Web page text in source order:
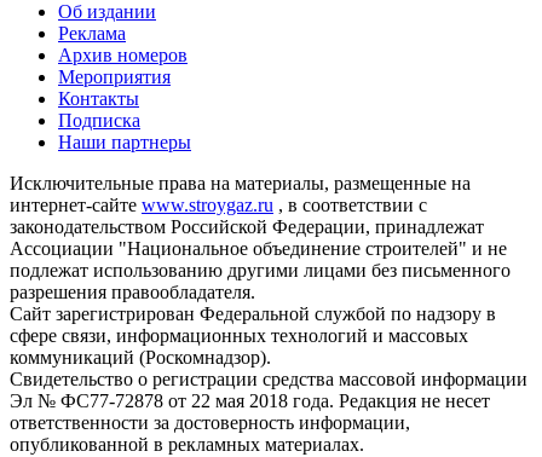
Об издании
Реклама
Архив номеров
Мероприятия
Контакты
Подписка
Наши партнеры
Исключительные права на материалы, размещенные на
интернет-сайте www.stroygaz.ru , в соответствии с
законодательством Российской Федерации, принадлежат
Ассоциации "Национальное объединение строителей" и не
подлежат использованию другими лицами без письменного
разрешения правообладателя.
Сайт зарегистрирован Федеральной службой по надзору в
сфере связи, информационных технологий и массовых
коммуникаций (Роскомнадзор).
Свидетельство о регистрации средства массовой информации
Эл № ФС77-72878 от 22 мая 2018 года. Редакция не несет
ответственности за достоверность информации,
опубликованной в рекламных материалах.